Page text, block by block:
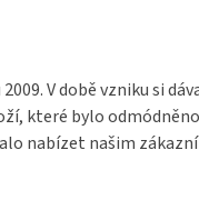
V době vzniku si
které bylo
nabízet našim